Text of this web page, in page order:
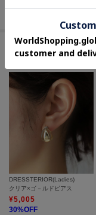
セー
DRESSTERIOR(Ladies)
クリア×ゴ－ルドピアス
¥5,005
30%OFF